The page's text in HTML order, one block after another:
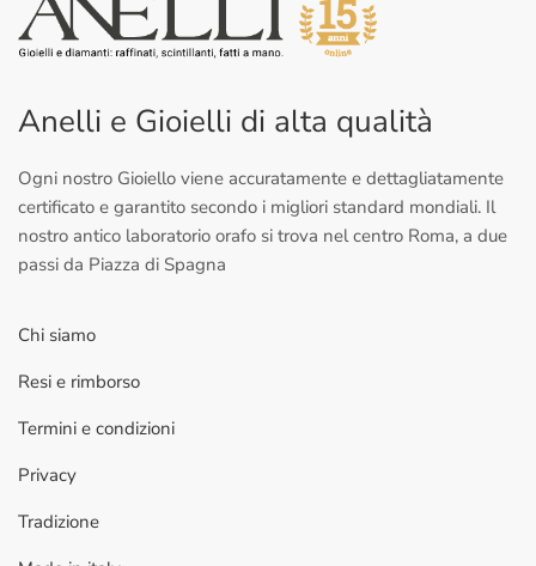
Anelli e Gioielli di alta qualità
Ogni nostro Gioiello viene accuratamente e dettagliatamente
certificato e garantito secondo i migliori standard mondiali. Il
nostro antico laboratorio orafo si trova nel centro Roma, a due
passi da Piazza di Spagna
Chi siamo
Resi e rimborso
Termini e condizioni
Privacy
Tradizione